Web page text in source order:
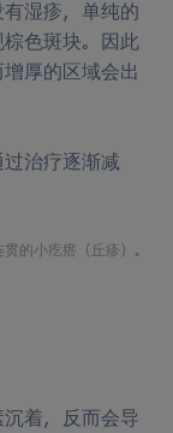
湿疹，单纯的
色斑块。因此
厚的区域会出
治疗逐渐减
的小疙瘩（丘疹）。
着，反而会导